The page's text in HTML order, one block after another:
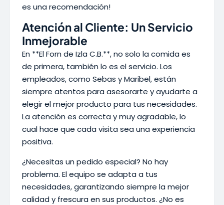
es una recomendación!
Atención al Cliente: Un Servicio
Inmejorable
En **El Forn de Izla C.B.**, no solo la comida es
de primera, también lo es el servicio. Los
empleados, como Sebas y Maribel, están
siempre atentos para asesorarte y ayudarte a
elegir el mejor producto para tus necesidades.
La atención es correcta y muy agradable, lo
cual hace que cada visita sea una experiencia
positiva.
¿Necesitas un pedido especial? No hay
problema. El equipo se adapta a tus
necesidades, garantizando siempre la mejor
calidad y frescura en sus productos. ¿No es